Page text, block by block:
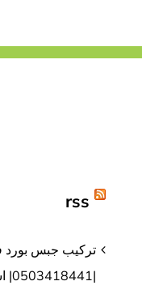
rss
تركيب جبس بورد
|0503418441| اسقف جبس